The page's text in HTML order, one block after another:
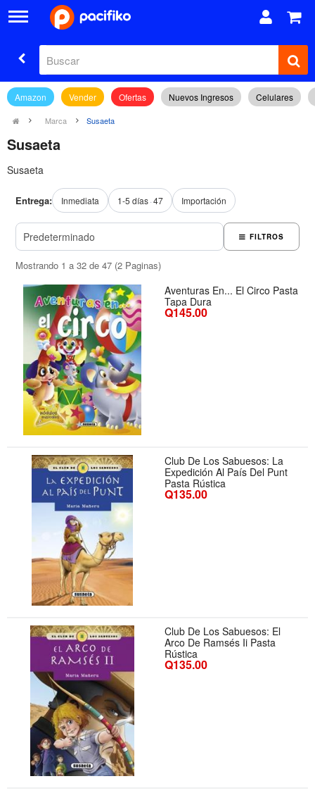
Amazon Vender Ofertas Nuevos Ingresos Celulares
Marca Susaeta
Susaeta
Susaeta
Entrega: Inmediata 1-5 días 47 Importación
FILTROS
Mostrando 1 a 32 de 47 (2 Paginas)
Aventuras En... El Circo Pasta
Tapa Dura
Q145.00
Club De Los Sabuesos: La
Expedición Al País Del Punt
Pasta Rústica
Q135.00
Club De Los Sabuesos: El
Arco De Ramsés Ii Pasta
Rústica
Q135.00